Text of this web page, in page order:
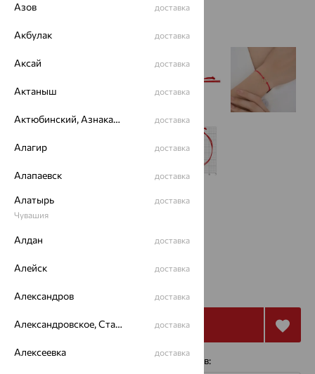
Размеры:
10 329
Купить
4 платежа по 2 582 с помощью сервисов:
Азов доставка
Акбулак доставка
Аксай доставка
Актаныш доставка
Актюбинский, Азнакаевский район доставка
Алагир доставка
Алапаевск доставка
Алатырь
Чувашия
доставка
Алдан доставка
Алейск доставка
Александров доставка
Александровское, Ставропольский край доставка
Алексеевка доставка